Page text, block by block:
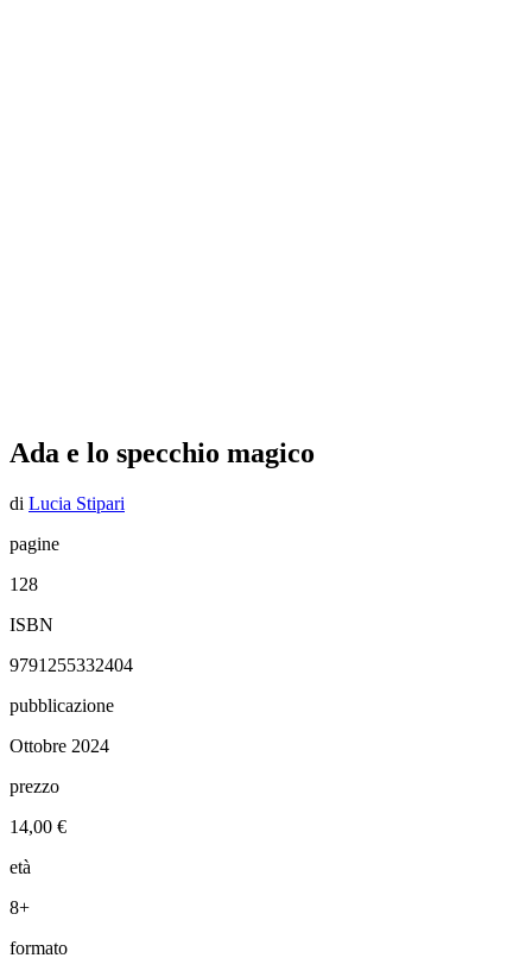
Ada e lo specchio magico
di Lucia Stipari
pagine
128
ISBN
9791255332404
pubblicazione
Ottobre 2024
prezzo
14,00 €
età
8+
formato